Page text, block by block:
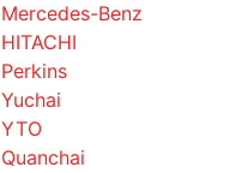
Mercedes-Benz
HITACHI
Perkins
Yuchai
YTO
Quanchai